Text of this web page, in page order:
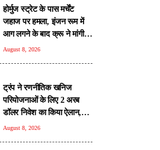
होर्मुज स्ट्रेट के पास मर्चेंट
जहाज पर हमला, इंजन रूम में
आग लगने के बाद क्रू ने मांगी
मदद
August 8, 2026
ट्रंप ने रणनीतिक खनिज
परियोजनाओं के लिए 2 अरब
डॉलर निवेश का किया ऐलान,
रक्षा सप्लाई चेन मजबूत करने पर
August 8, 2026